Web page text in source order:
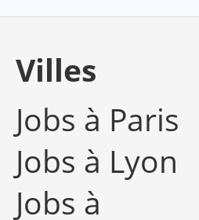
Villes
Jobs à Paris
Jobs à Lyon
Jobs à